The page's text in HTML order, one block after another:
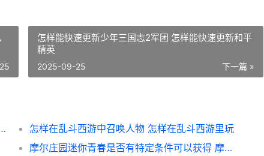
怎样能快速更新少年三国志2军团 怎样能快速更新和平
精英
下一篇 »
2025-09-25
培养 梦幻西游普陀129厉害吗
怎样在乱斗西游中召唤人物 怎样在乱斗西游里玩
摩尔庄园迷你青春是否有特定条件可以获得 摩尔庄园迷你青春摩托车